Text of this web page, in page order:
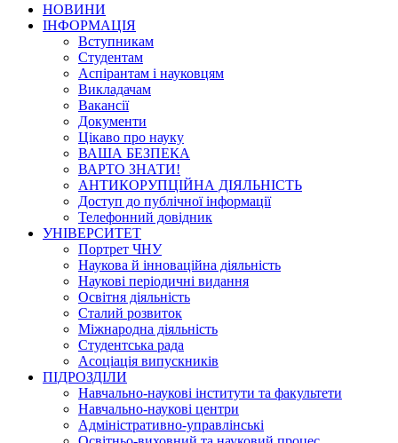
НОВИНИ
ІНФОРМАЦІЯ
Вступникам
Студентам
Аспірантам і науковцям
Викладачам
Вакансії
Документи
Цікаво про науку
ВАША БЕЗПЕКА
ВАРТО ЗНАТИ!
АНТИКОРУПЦІЙНА ДІЯЛЬНІСТЬ
Доступ до публічної інформації
Телефонний довідник
УНІВЕРСИТЕТ
Портрет ЧНУ
Наукова й інноваційна діяльність
Наукові періодичні видання
Освітня діяльність
Сталий розвиток
Міжнародна діяльність
Студентська рада
Асоціація випускників
ПІДРОЗДІЛИ
Навчально-наукові інститути та факультети
Навчально-наукові центри
Адміністративно-управлінські